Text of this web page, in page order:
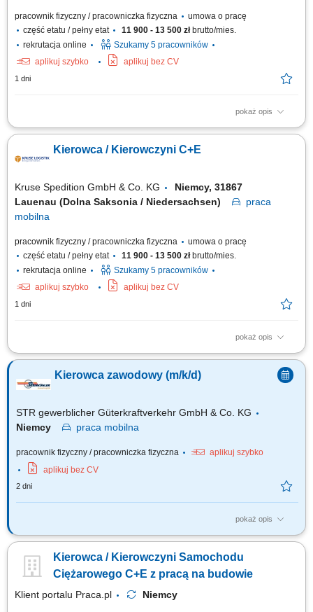
pracownik fizyczny / pracowniczka fizyczna
umowa o pracę
część etatu / pełny etat
11 900 - 13 500 złbrutto/mies.
rekrutacja online
Szukamy 5 pracowników
aplikuj szybko
aplikuj bez CV
1 dni
pokaż opis
Zadania Realizowanie przewozów dystrybucyjnych artykułów
naczepami lub przyczepami w wybranym trybie pracy: rotacyjnym 2:1
bądź w pełnym wymiarze godzin. Prowadzenie zestawów drogowych typu
Kierowca / Kierowczyni C+E
Kruse Spedition GmbH & Co. KG
Niemcy, 31867
Lauenau (Dolna Saksonia / Niedersachsen)
praca
mobilna
pracownik fizyczny / pracowniczka fizyczna
umowa o pracę
część etatu / pełny etat
11 900 - 13 500 złbrutto/mies.
rekrutacja online
Szukamy 5 pracowników
aplikuj szybko
aplikuj bez CV
1 dni
pokaż opis
Zadania Realizowanie przewozów dystrybucyjnych artykułów
spożywczych w systemie zmianowym. Obsługa pojazdów ciężarowych z
naczepami lub przyczepami w wybranym trybie pracy: rotacyjnym 2:1
bądź w pełnym wymiarze godzin. Prowadzenie zestawów drogowych typu
Kierowca zawodowy (m/k/d)
STR gewerblicher Güterkraftverkehr GmbH & Co. KG
Niemcy
praca mobilna
pracownik fizyczny / pracowniczka fizyczna
aplikuj szybko
aplikuj bez CV
2 dni
pokaż opis
Twoje obowiązki Przeprowadzanie załadunku i rozładunku;
(silos/cysterna) Utrzymanie pojazdu wewnątrz i na zewnątrz;
Kierowca / Kierowczyni Samochodu
Ciężarowego C+E z pracą na budowie
Klient portalu Praca.pl Niemcy